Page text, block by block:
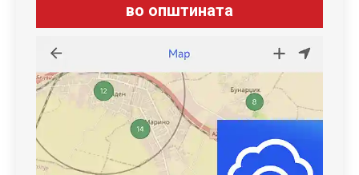
во општината